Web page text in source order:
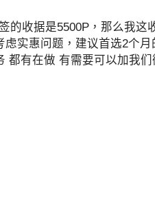
的收据是5500P，那么我这
实惠问题，建议首选2个
有在做 有需要可以加我们